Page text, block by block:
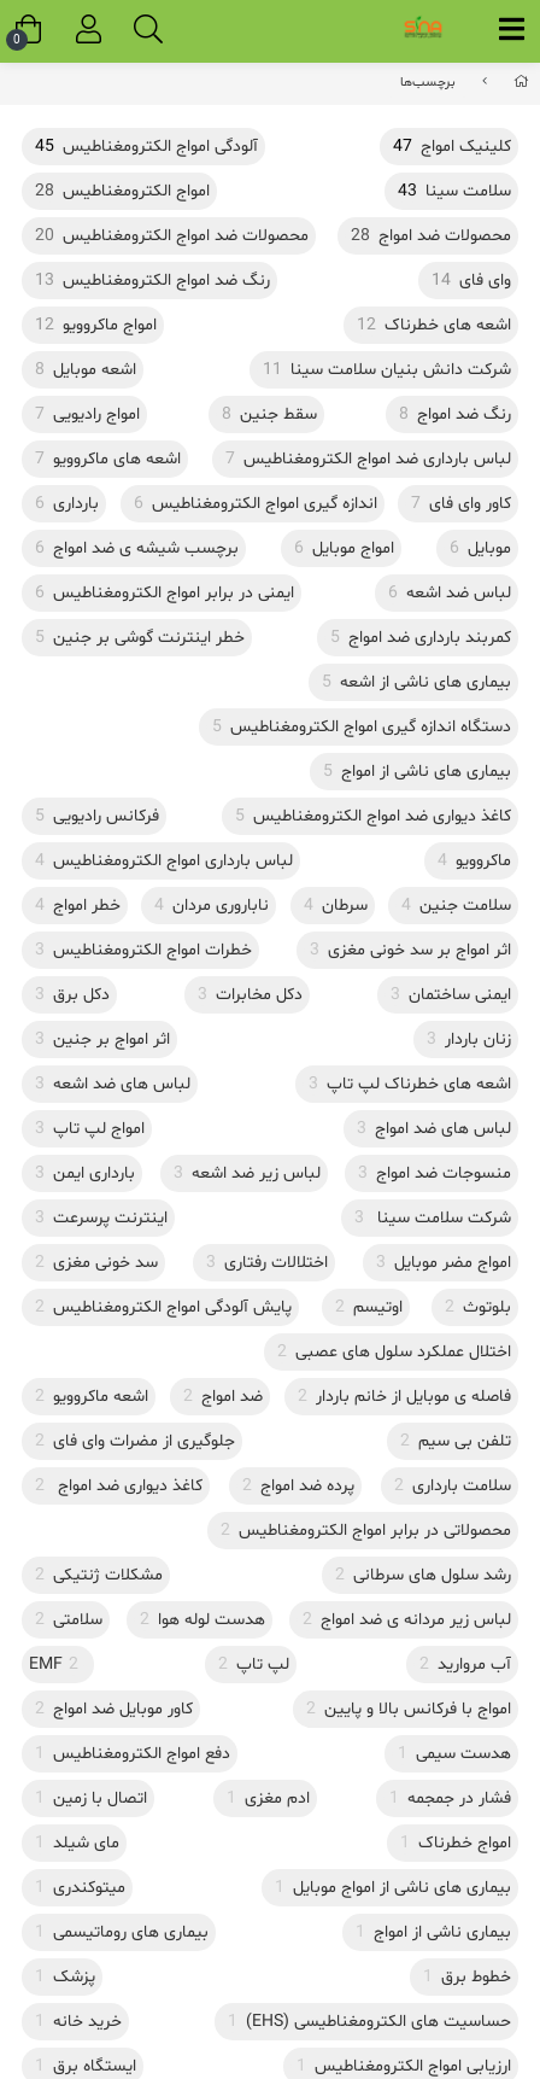
برچسب‌ها
کلینیک امواج 47 آلودگی امواج الکترومغناطیس 45
سلامت سینا 43 امواج الکترومغناطیس 28
محصولات ضد امواج 28 محصولات ضد امواج الکترومغناطیس 20
وای فای 14 رنگ ضد امواج الکترومغناطیس 13
اشعه های خطرناک 12 امواج ماکروویو 12
شرکت دانش بنیان سلامت سینا 11 اشعه موبایل 8
رنگ ضد امواج 8 سقط جنین 8 امواج رادیویی 7
لباس بارداری ضد امواج الکترومغناطیس 7 اشعه های ماکروویو 7
کاور وای فای 7 اندازه گیری امواج الکترومغناطیس 6 بارداری 6
موبایل 6 امواج موبایل 6 برچسب شیشه ی ضد امواج 6
لباس ضد اشعه 6 ایمنی در برابر امواج الکترومغناطیس 6
کمربند بارداری ضد امواج 5 خطر اینترنت گوشی بر جنین 5
بیماری های ناشی از اشعه 5
دستگاه اندازه گیری امواج الکترومغناطیس 5
بیماری های ناشی از امواج 5
کاغذ دیواری ضد امواج الکترومغناطیس 5 فرکانس رادیویی 5
ماکروویو 4 لباس بارداری امواج الکترومغناطیس 4
سلامت جنین 4 سرطان 4 ناباروری مردان 4 خطر امواج 4
اثر امواج بر سد خونی مغزی 3 خطرات امواج الکترومغناطیس 3
ایمنی ساختمان 3 دکل مخابرات 3 دکل برق 3
زنان باردار 3 اثر امواج بر جنین 3
اشعه های خطرناک لپ تاپ 3 لباس های ضد اشعه 3
لباس های ضد امواج 3 امواج لپ تاپ 3
منسوجات ضد امواج 3 لباس زیر ضد اشعه 3 بارداری ایمن 3
شرکت سلامت سینا
3 اینترنت پرسرعت 3
امواج مضر موبایل 3 اختلالات رفتاری 3 سد خونی مغزی 2
بلوتوث 2 اوتیسم 2 پایش آلودگی امواج الکترومغناطیس 2
اختلال عملکرد سلول های عصبی 2
فاصله ی موبایل از خانم باردار 2 ضد امواج 2 اشعه ماکروویو 2
تلفن بی سیم 2 جلوگیری از مضرات وای فای 2
سلامت بارداری 2 پرده ضد امواج 2 کاغذ دیواری ضد امواج
2
محصولاتی در برابر امواج الکترومغناطیس 2
رشد سلول های سرطانی 2 مشکلات ژنتیکی 2
لباس زیر مردانه ی ضد امواج 2 هدست لوله هوا 2 سلامتی 2
آب مروارید 2 لپ تاپ 2
EMF 2
امواج با فرکانس بالا و پایین 2 کاور موبایل ضد امواج 2
هدست سیمی 1 دفع امواج الکترومغناطیس 1
فشار در جمجمه 1 ادم مغزی 1 اتصال با زمین 1
امواج خطرناک 1 مای شیلد 1
بیماری های ناشی از امواج موبایل 1 میتوکندری 1
بیماری ناشی از امواج 1 بیماری های روماتیسمی 1
خطوط برق 1 پزشک 1
حساسیت های الکترومغناطیسی (EHS)
1 خرید خانه 1
ارزیابی امواج الکترومغناطیس 1 ایستگاه برق 1
0